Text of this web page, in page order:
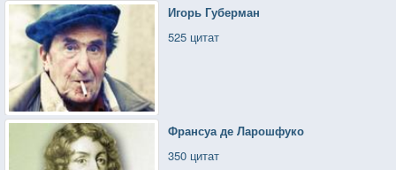
Игорь Губерман
525 цитат
Франсуа де Ларошфуко
350 цитат